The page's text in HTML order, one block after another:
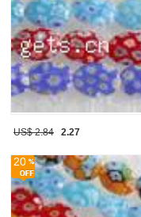
US$ 2.84 2.27
20